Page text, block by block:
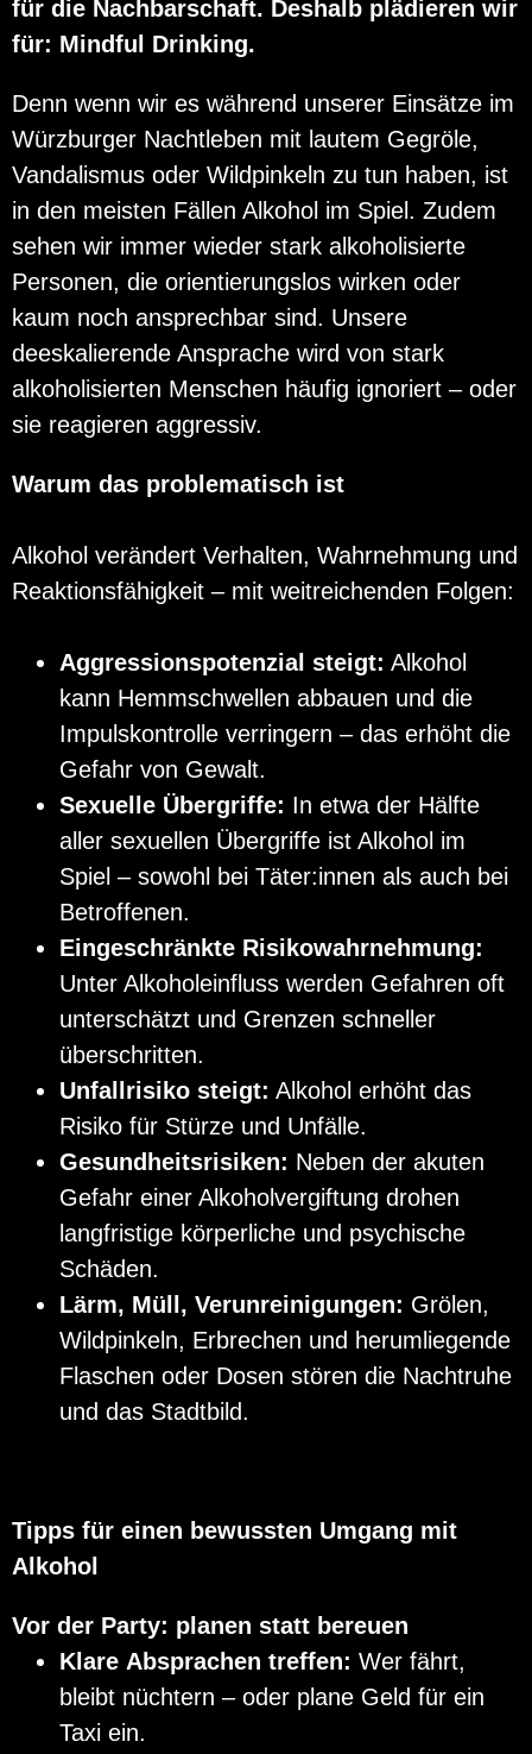
für die Nachbarschaft. Deshalb plädieren wir
für: Mindful Drinking.
Denn wenn wir es während unserer Einsätze im
Würzburger Nachtleben mit lautem Gegröle,
Vandalismus oder Wildpinkeln zu tun haben, ist
in den meisten Fällen Alkohol im Spiel. Zudem
sehen wir immer wieder stark alkoholisierte
Personen, die orientierungslos wirken oder
kaum noch ansprechbar sind. Unsere
deeskalierende Ansprache wird von stark
alkoholisierten Menschen häufig ignoriert – oder
sie reagieren aggressiv.
Warum das problematisch ist
Alkohol verändert Verhalten, Wahrnehmung und
Reaktionsfähigkeit – mit weitreichenden Folgen:
Aggressionspotenzial steigt: Alkohol
kann Hemmschwellen abbauen und die
Impulskontrolle verringern – das erhöht die
Gefahr von Gewalt.
Sexuelle Übergriffe: In etwa der Hälfte
aller sexuellen Übergriffe ist Alkohol im
Spiel – sowohl bei Täter:innen als auch bei
Betroffenen.
Eingeschränkte Risikowahrnehmung:
Unter Alkoholeinfluss werden Gefahren oft
unterschätzt und Grenzen schneller
überschritten.
Unfallrisiko steigt: Alkohol erhöht das
Risiko für Stürze und Unfälle.
Gesundheitsrisiken: Neben der akuten
Gefahr einer Alkoholvergiftung drohen
langfristige körperliche und psychische
Schäden.
Lärm, Müll, Verunreinigungen: Grölen,
Wildpinkeln, Erbrechen und herumliegende
Flaschen oder Dosen stören die Nachtruhe
und das Stadtbild.
Tipps für einen bewussten Umgang mit
Alkohol
Vor der Party: planen statt bereuen
Klare Absprachen treffen: Wer fährt,
bleibt nüchtern – oder plane Geld für ein
Taxi ein.